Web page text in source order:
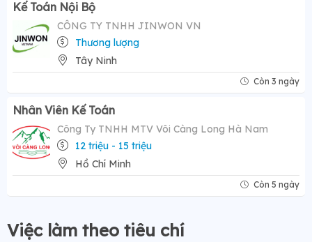
Kế Toán Nội Bộ
CÔNG TY TNHH JINWON VN
Thương lượng
Tây Ninh
Còn 3 ngày
Nhân Viên Kế Toán
Công Ty TNHH MTV Vôi Càng Long Hà Nam
12 triệu - 15 triệu
Hồ Chí Minh
Còn 5 ngày
Việc làm theo tiêu chí